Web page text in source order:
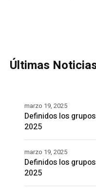
Últimas
Definidos los
2025
marzo 19, 2025
Definidos los
2025
marzo 19, 2025